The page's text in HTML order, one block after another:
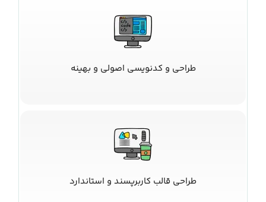
طراحی و کدنویسی اصولی و بهینه
طراحی قالب کاربرپسند و استاندارد